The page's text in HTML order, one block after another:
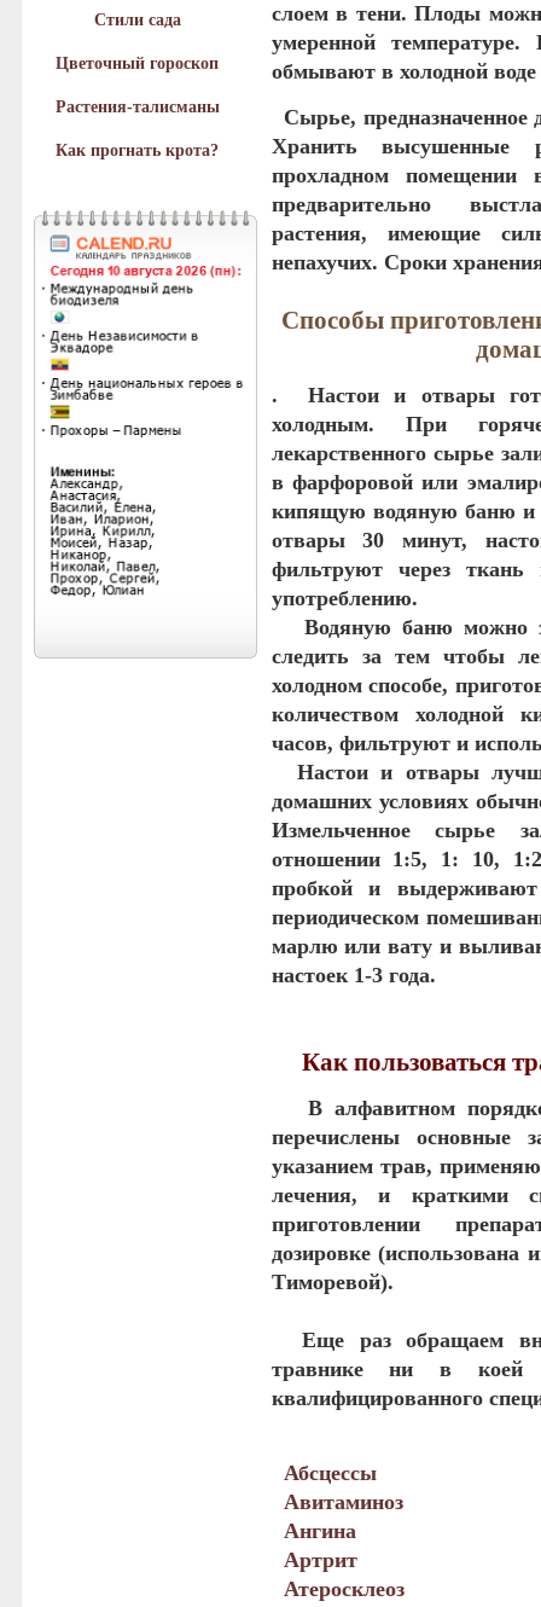
Стили сада
Цветочный гороскоп
Растения-талисманы
Как прогнать крота?
слоем в тени. Плоды
уме­ренной
обмывают в холодной
Сырье, предназначенное
Хранить высушенные
прохладном
предвари­тельно
растения, имеющие
непахучих. Сроки
Способы
. Настои и отвары
холодным. При
лекарственного сырье
в фарфоровой или
кипящую водяную баню и
отвары 30 минут,
фильтруют через
употреблению.
Водяную баню можно
следить за тем чтобы
холодном способе,
количеством холодной
часов, фильтруют и
Настои и отвары
домашних условиях
Измельченное сырье
отношении 1:5, 1: 10,
пробкой и
периодическом
марлю или вату и
настоек 1-3 года.
Как пользоваться
В алфавитном
перечислены основные
указанием трав,
лечения, и краткими
приготовлении
дозировке (использована
Тиморевой).
Еще раз обращаем
травнике ни в коей
квалифицированного
Абсцессы
Авитаминоз
Ангина
Артрит
Атеросклеоз